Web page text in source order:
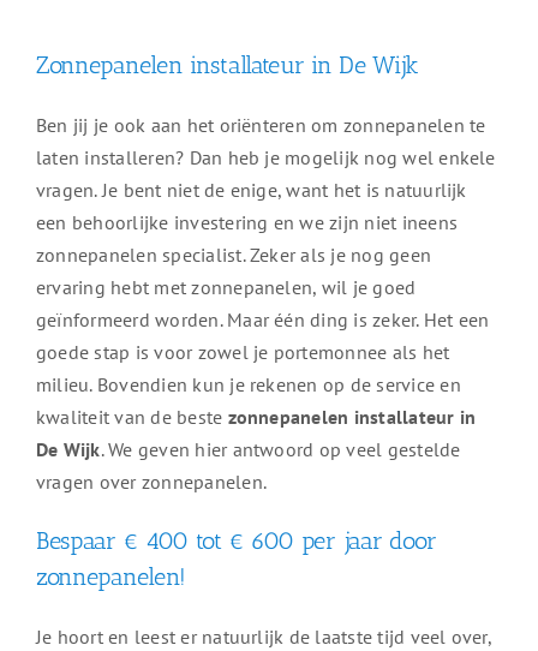
Zonnepanelen installateur in De Wijk
Ben jij je ook aan het oriënteren om zonnepanelen te
laten installeren? Dan heb je mogelijk nog wel enkele
vragen. Je bent niet de enige, want het is natuurlijk
een behoorlijke investering en we zijn niet ineens
zonnepanelen specialist. Zeker als je nog geen
ervaring hebt met zonnepanelen, wil je goed
geïnformeerd worden. Maar één ding is zeker. Het een
goede stap is voor zowel je portemonnee als het
milieu. Bovendien kun je rekenen op de service en
kwaliteit van de beste zonnepanelen installateur in
De Wijk. We geven hier antwoord op veel gestelde
vragen over zonnepanelen.
Bespaar € 400 tot € 600 per jaar door
zonnepanelen!
Je hoort en leest er natuurlijk de laatste tijd veel over,